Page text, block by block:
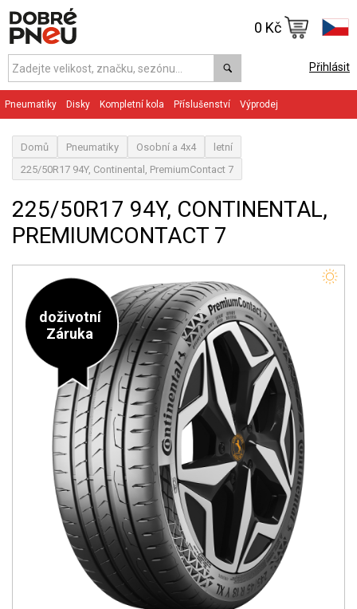
Přihlásit
0 Kč
Pneumatiky Disky Kompletní kola Příslušenství Výprodej
Domů Pneumatiky Osobní a 4x4
letní
225/50R17 94Y, Continental, PremiumContact 7
225/50R17 94Y, CONTINENTAL,
PREMIUMCONTACT 7
doživotní
Záruka